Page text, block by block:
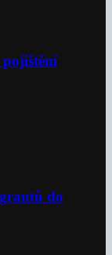
do